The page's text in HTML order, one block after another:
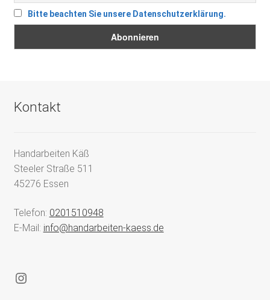
Bitte beachten Sie unsere Datenschutzerklärung.
Kontakt
Handarbeiten Käß
Steeler Straße 511
45276 Essen
Telefon: 0201510948
E-Mail: info@handarbeiten-kaess.de
Instagram